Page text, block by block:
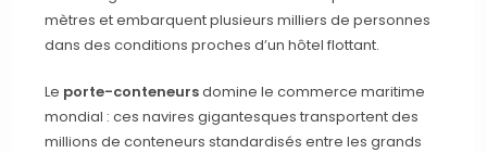
mètres et embarquent plusieurs milliers de personnes
dans des conditions proches d’un hôtel flottant.
Le porte-conteneursdomine le commerce maritime
mondial : ces navires gigantesques transportent des
millions de conteneurs standardisés entre les grands